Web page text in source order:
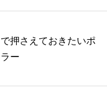
押さえておきたいポ
ー